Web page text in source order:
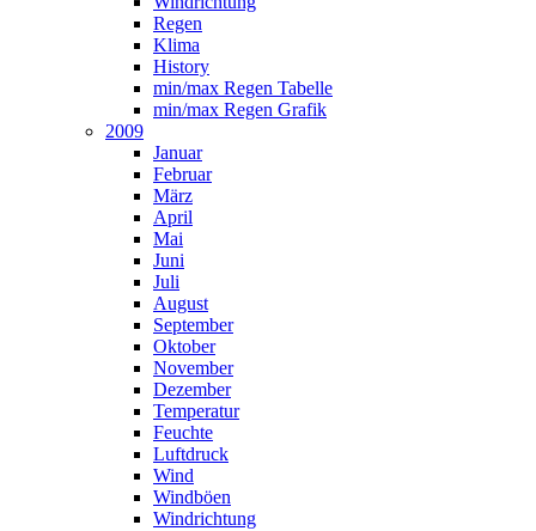
Regen
Klima
History
min/max Regen Tabelle
min/max Regen Grafik
2009
Januar
Februar
März
April
Mai
Juni
Juli
August
September
Oktober
November
Dezember
Temperatur
Feuchte
Luftdruck
Wind
Windböen
Windrichtung